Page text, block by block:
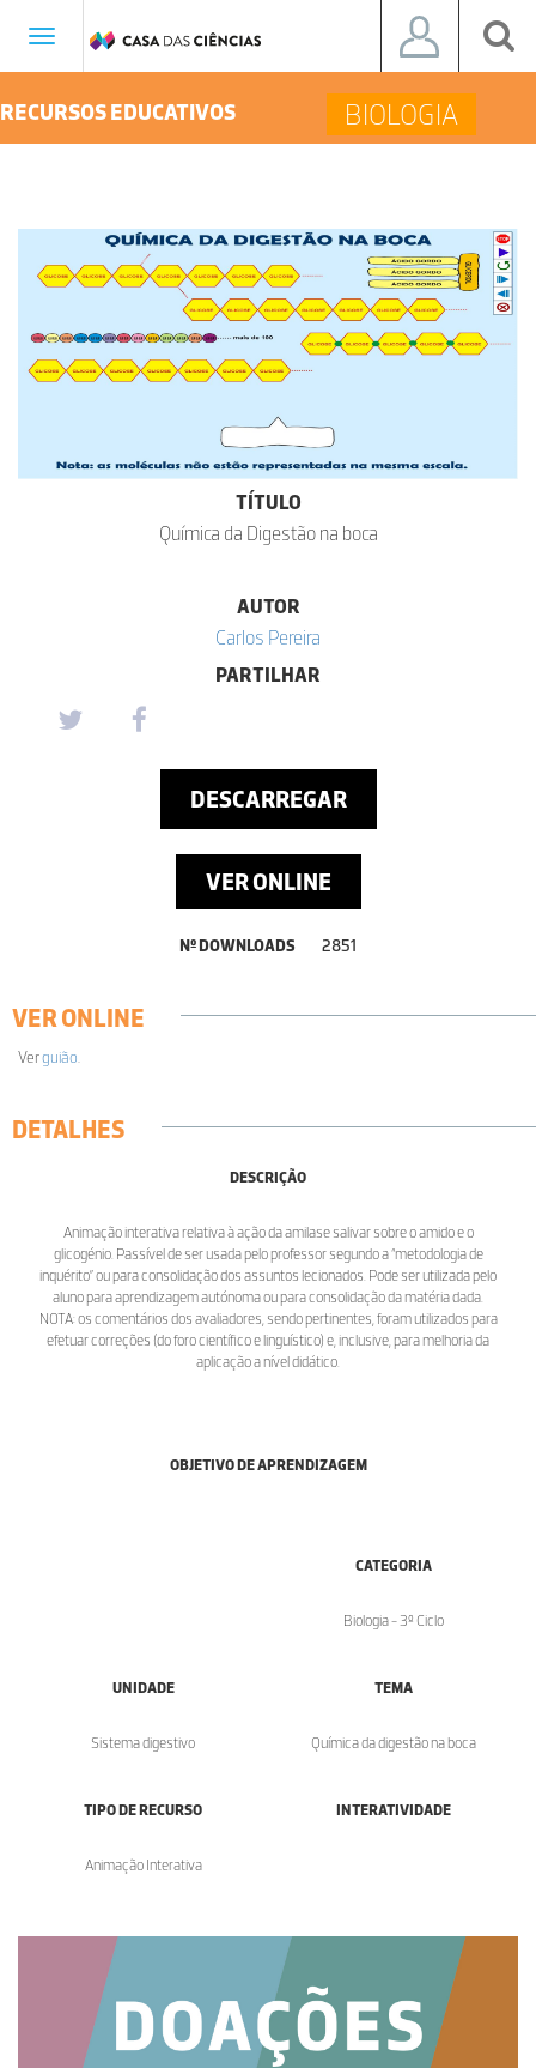
Toggle
RECURSOS EDUCATIVOS BIOLOGIA
TÍTULO
Química da Digestão na boca
AUTOR
Carlos Pereira
PARTILHAR
DESCARREGAR
VER ONLINE
Nº DOWNLOADS 2851
VER ONLINE
Verguião.
DETALHES
DESCRIÇÃO
Animação interativa relativa à ação da amilase salivar sobre o amido e o
glicogénio. Passível de ser usada pelo professor segundo a “metodologia de
inquérito” ou para consolidação dos assuntos lecionados. Pode ser utilizada pelo
aluno para aprendizagem autónoma ou para consolidação da matéria dada.
NOTA: os comentários dos avaliadores, sendo pertinentes, foram utilizados para
efetuar correções (do foro científico e linguístico) e, inclusive, para melhoria da
aplicação a nível didático.
OBJETIVO DE APRENDIZAGEM
CATEGORIA
Biologia - 3º Ciclo
UNIDADE
Sistema digestivo
TEMA
Química da digestão na boca
TIPO DE RECURSO
Animação Interativa
INTERATIVIDADE